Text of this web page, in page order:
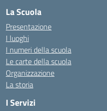
La Scuola
Presentazione
I luoghi
I numeri della scuola
Le carte della scuola
Organizzazione
La storia
I Servizi